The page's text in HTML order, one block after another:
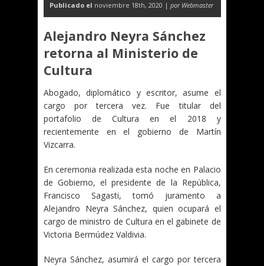
Publicado el noviembre 18th, 2020 | por Webmaster
Alejandro Neyra Sánchez
retorna al Ministerio de
Cultura
Abogado, diplomático y escritor, asume el
cargo por tercera vez. Fue titular del
portafolio de Cultura en el 2018 y
recientemente en el gobierno de Martín
Vizcarra.
En ceremonia realizada esta noche en Palacio
de Gobierno, el presidente de la República,
Francisco Sagasti, tomó juramento a
Alejandro Neyra Sánchez, quien ocupará el
cargo de ministro de Cultura en el gabinete de
Victoria Bermúdez Valdivia.
Neyra Sánchez, asumirá el cargo por tercera